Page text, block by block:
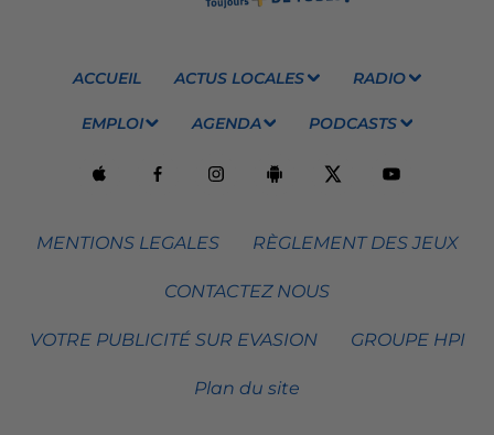
ACCUEIL ACTUS LOCALES RADIO
EMPLOI AGENDA PODCASTS
MENTIONS LEGALES RÈGLEMENT DES JEUX
CONTACTEZ NOUS
VOTRE PUBLICITÉ SUR EVASION GROUPE HPI
Plan du site